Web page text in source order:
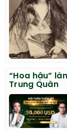
“Hoa hậu”
Trung Quân